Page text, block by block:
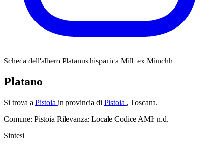
Scheda dell'albero Platanus hispanica Mill. ex Münchh.
Platano
Si trova a Pistoia in provincia di Pistoia , Toscana.
Comune: Pistoia Rilevanza: Locale Codice AMI: n.d.
Sintesi